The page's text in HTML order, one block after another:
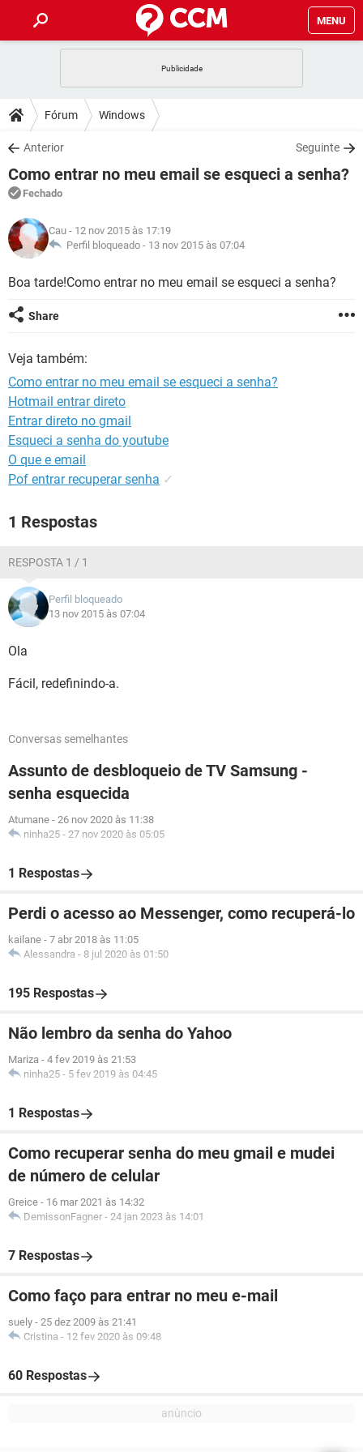
MENU
CELULAR
OUTLOOK
INSTAGRAM GMAIL
GUIA DE COMPRAS
DICAS
JOGOS
OUTLOOK
INSTAGRAM
GUIA DE COMPRAS
DOWNLOADS
JOGOS WHATSAPP
CELULAR
OUTLOOK
INSTAGRAM
GUIA DE COMPRAS
FÓRUM
JOGOS
CELULAR FACEBOOK
GLOSSÁRIO
JOGOS
CELULAR FACEBOOK
OUTLOOK
GUIA DE COMPRAS
Fórum Windows
Anterior Seguinte
Como entrar no meu email se esqueci a senha?
Fechado
Cau - 12 nov 2015 às 17:19
Perfil bloqueado - 13 nov 2015 às 07:04
Boa tarde!Como entrar no meu email se esqueci a senha?
Share
Veja também:
Como entrar no meu email se esqueci a senha?
Hotmail entrar direto
Entrar direto no gmail
Esqueci a senha do youtube
O que e email
Pof entrar recuperar senha ✓
1 Respostas
RESPOSTA 1 / 1
Perfil bloqueado
13 nov 2015 às 07:04
Ola
Fácil, redefinindo-a.
Conversas semelhantes
Assunto de desbloqueio de TV Samsung -
senha esquecida
Atumane - 26 nov 2020 às 11:38
ninha25 - 27 nov 2020 às 05:05
1 Respostas
Perdi o acesso ao Messenger, como recuperá-lo
kailane - 7 abr 2018 às 11:05
Alessandra - 8 jul 2020 às 01:50
195 Respostas
Não lembro da senha do Yahoo
Mariza - 4 fev 2019 às 21:53
ninha25 - 5 fev 2019 às 04:45
1 Respostas
Como recuperar senha do meu gmail e mudei
de número de celular
Greice - 16 mar 2021 às 14:32
DemissonFagner - 24 jan 2023 às 14:01
7 Respostas
Como faço para entrar no meu e-mail
suely - 25 dez 2009 às 21:41
Cristina - 12 fev 2020 às 09:48
60 Respostas